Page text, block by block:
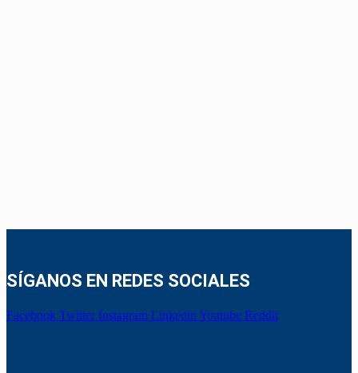
SÍGANOS EN REDES SOCIALES
Facebook Twitter Instagram Linkedin Youtube Reddit